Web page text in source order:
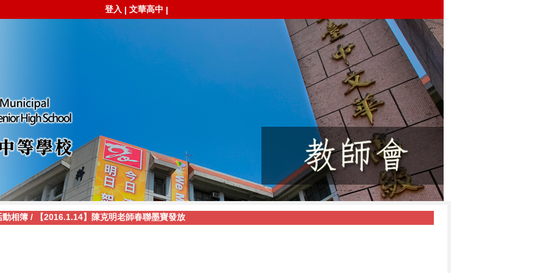
登入 | 文華高中 |
動相簿/ 【2016.1.14】陳克明老師春聯墨寶發放